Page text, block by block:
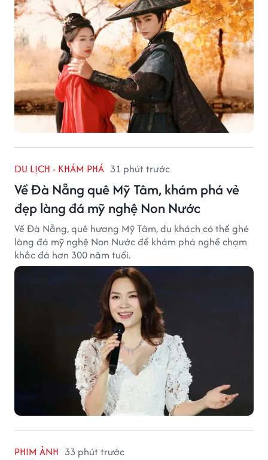
DU LỊCH - KHÁM PHÁ 31 phút trước
Về Đà Nẵng quê Mỹ Tâm, khám phá vẻ
đẹp làng đá mỹ nghệ Non Nước
Về Đà Nẵng, quê hương Mỹ Tâm, du khách có thể ghé
làng đá mỹ nghệ Non Nước để khám phá nghề chạm
khắc đá hơn 300 năm tuổi.
PHIM ẢNH 33 phút trước